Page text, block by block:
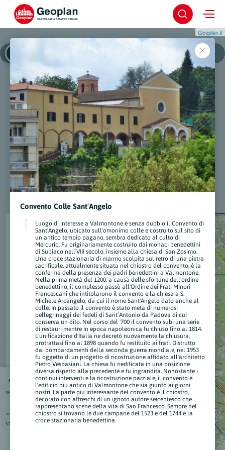
Geoplan.it
Convento Colle Sant'Angelo
Luogo di interesse a Valmontone è senza dubbio il Convento di
Sant'Angelo, ubicato sull'omonimo colle e costruito sul sito di
un antico tempio pagano, sembra dedicato al culto di
Mercurio. Fu originariamente costruito dai monaci benedettini
di Subiaco nell'VIII secolo, insieme alla chiesa di San Zosimo.
Una croce stazionaria di marmo scolpita sul retro di una pietra
sacrificale, attualmente situata nel chiostro del convento, è la
conferma della presenza dei padri benedettini a Valmontone.
Nella prima metà del 1200, a causa delle sfortune dell'ordine
benedettino, il complesso passò all'Ordine dei Frati Minori
Francescani che intitolarono il convento e la chiesa a S.
Michele Arcangelo, da cui il nome Sant'Angelo dato anche al
colle. In passato il convento è stato meta di numerosi
pellegrinaggi dei fedeli di Sant’Antonio da Padova di cui
conserva un dito. Nel corso del '700 il convento subì una serie
di restauri mentre in epoca napoleonica fu chiuso fino al 1814.
L'unificazione d'Italia ne decretò nuovamente la chiusura,
protrattasi fino al 1898 quando fu restituito ai frati. Distrutto
dai bombardamenti della seconda guerra mondiale, nel 1953
fu oggetto di un progetto di ricostruzione affidato all'architetto
Pietro Vespasiani. La chiesa fu riedificata in una posizione
diversa rispetto alla precedente e fu ingrandita. Nonostante i
continui interventi e la ricostruzione parziale, il convento è
l'edificio più antico di Valmontone che sia giunto ai giorni
nostri. La parte più interessante del convento è il chiostro,
decorato con affreschi di un ignoto autore seicentesco che
rappresentano scene della vita di San Francesco. Sempre nel
chiostro si trovano le due campane del 1523 e del 1744 e la
croce stazionaria benedettina.
SHARE
STRAD.